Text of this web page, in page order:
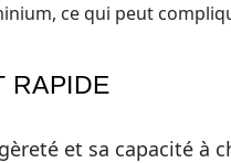
ce qui peut
RAPIDE
et sa capacité à